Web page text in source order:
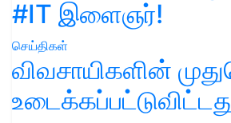
#IT இளைஞர்!
செய்திகள்
விவசாயிகளின்